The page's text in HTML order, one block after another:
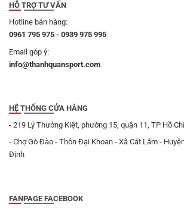
HỖ TRỢ TƯ VẤN
Hotline bán hàng:
0961 795 975 - 0939 975 995
Email góp ý:
info@thanhquansport.com
HỆ THỐNG CỬA HÀNG
- 219 Lý Thường Kiệt, phường 15, quận 11, TP Hồ
- Chợ Gò Đào - Thôn Đại Khoan - Xã Cát Lâm -
Định
FANPAGE FACEBOOK